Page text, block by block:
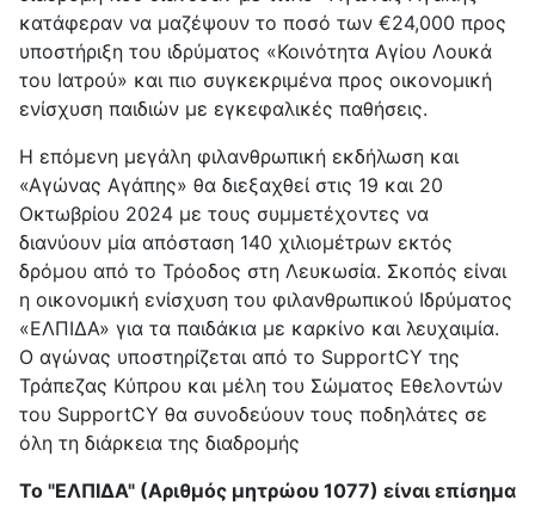
κατάφεραν να μαζέψουν το ποσό των €24,000 προς
υποστήριξη του ιδρύματος «Κοινότητα Αγίου Λουκά
του Ιατρού» και πιο συγκεκριμένα προς οικονομική
ενίσχυση παιδιών με εγκεφαλικές παθήσεις.
Η επόμενη μεγάλη φιλανθρωπική εκδήλωση και
«Αγώνας Αγάπης» θα διεξαχθεί στις 19 και 20
Οκτωβρίου 2024 με τους συμμετέχοντες να
διανύουν μία απόσταση 140 χιλιομέτρων εκτός
δρόμου από το Τρόοδος στη Λευκωσία. Σκοπός είναι
η οικονομική ενίσχυση του φιλανθρωπικού Ιδρύματος
«ΕΛΠΙΔΑ» για τα παιδάκια με καρκίνο και λευχαιμία.
O αγώνας υποστηρίζεται από το SupportCY της
Τράπεζας Κύπρου και μέλη του Σώματος Εθελοντών
του SupportCY θα συνοδεύουν τους ποδηλάτες σε
όλη τη διάρκεια της διαδρομής
Το "ΕΛΠΙΔΑ" (Αριθμός μητρώου 1077) είναι επίσημα